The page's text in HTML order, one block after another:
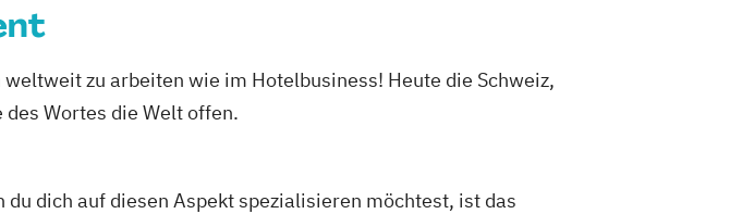
zu arbeiten wie im Hotelbusiness! Heute die Schweiz,
Wortes die Welt offen.
dich auf diesen Aspekt spezialisieren möchtest, ist das